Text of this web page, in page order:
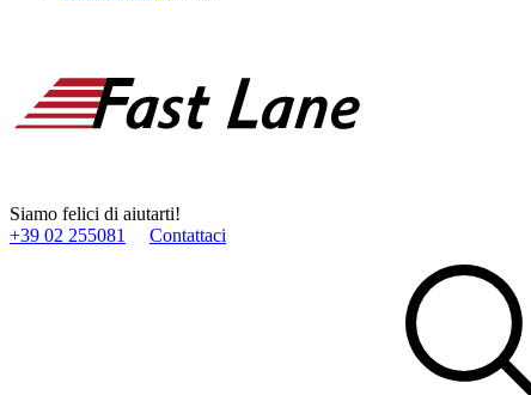
Siamo felici di aiutarti!
+39 02 255081
Contattaci